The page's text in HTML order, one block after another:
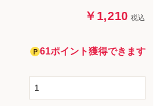
￥1,210 税込
61ポイント獲得できます